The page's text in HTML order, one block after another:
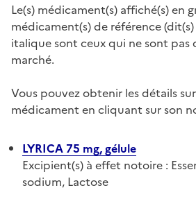
Le(s) médicament(s) affiché(s) en
médicament(s) de référence
italique sont ceux qui ne sont pas
marché.
Vous pouvez obtenir les détails
médicament en cliquant sur son
LYRICA 75 mg, gélule
Excipient(s) à effet notoire :
sodium, Lactose